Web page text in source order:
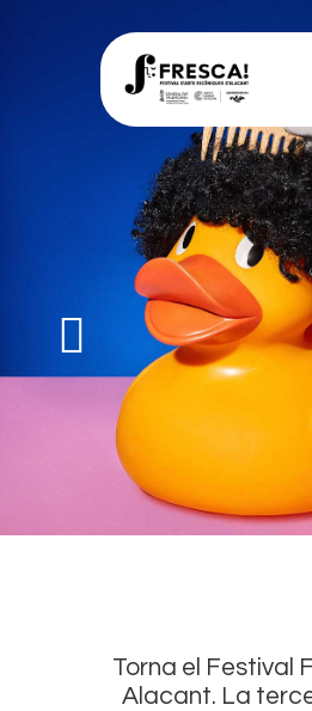
FRESCA!
Programa
Informació d’interés
Contacte
VAL
Torna el Festival
Alacant. La